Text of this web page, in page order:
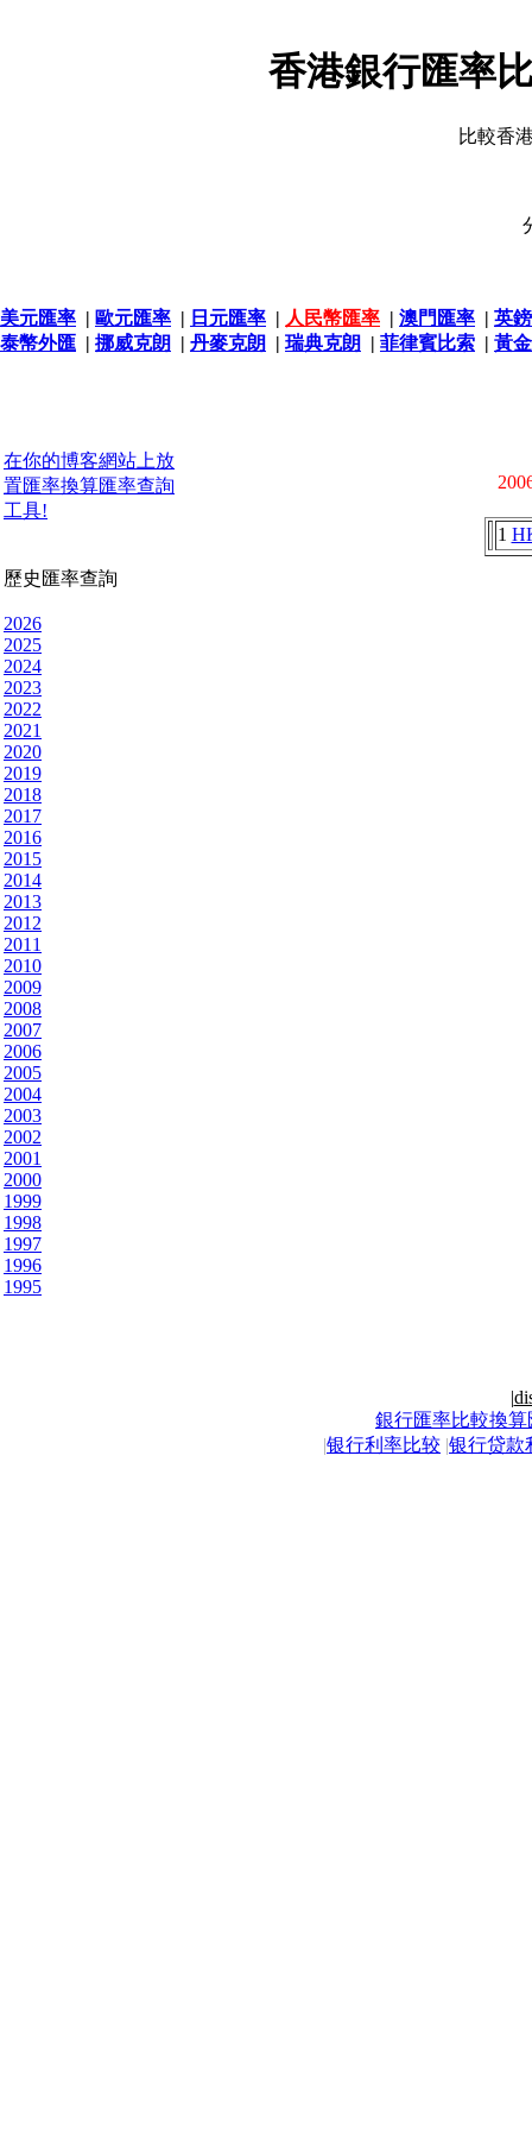
香港銀行匯率
比較香
美元匯率 | 歐元匯率 | 日元匯率 | 人民幣匯率 | 澳門匯率 | 英
泰幣外匯 | 挪威克朗 | 丹麥克朗 | 瑞典克朗 | 菲律賓比索 | 黃
在你的博客網站上放
置匯率換算匯率查詢
工具!
歷史匯率查詢
2026
2025
2024
2023
2022
2021
2020
2019
2018
2017
2016
2015
2014
2013
2012
2011
2010
2009
2008
2007
2006
2005
2004
2003
2002
2001
2000
1999
1998
1997
1996
1995
1
|
銀行匯率比較換算
|银行利率比较 |银行贷款